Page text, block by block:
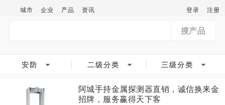
城市 企业 产品 资讯 登录 注册
搜产品
安防 二级分类 三级分类
阿城手持金属探测器直销，诚信换来金
招牌，服务赢得天下客